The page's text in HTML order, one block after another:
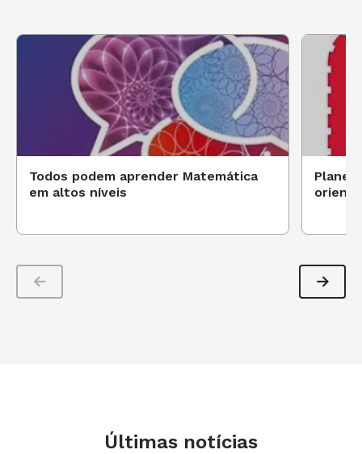
testar a premissa “avaliação mede o fazer
pedagógico”.
Todos podem aprender Matemática
em altos níveis
Últimas notícias